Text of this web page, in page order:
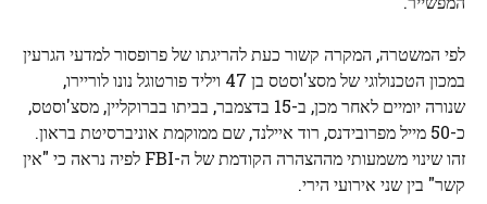
לפי המשטרה, המקרה קשור כעת להריגתו של פרופסור למדעי הגרעין
במכון הטכנולוגי של מסצ'וסטס בן 47 ויליד פורטוגל נונו לוריירו,
שנורה יומיים לאחר מכן, ב-15 בדצמבר, בביתו בברוקליין, מסצ'וסטס,
כ-50 מייל מפרובידנס, רוד איילנד, שם ממוקמת אוניברסיטת בראון.
זהו שינוי משמעותי מההצהרה הקודמת של ה-FBI לפיה נראה כי "אין
קשר" בין שני אירועי הירי.